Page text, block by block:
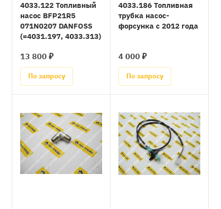
4033.122 Топливный
насос BFP21R5
071N0207 DANFOSS
(=4031.197, 4033.313)
13 800 ₽
По запросу
4033.186 Топливная
трубка насос-
форсунка с 2012 года
4 000 ₽
По запросу